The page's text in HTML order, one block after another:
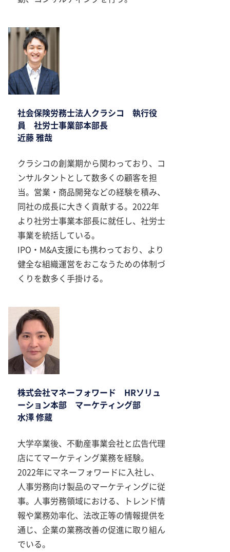
社会保険労務士法人クラシコ 執行役
員 社労士事業部本部長
近藤 雅哉
クラシコの創業期から関わっており、コ
ンサルタントとして数多くの顧客を担
当。営業・商品開発などの経験を積み、
同社の成長に大きく貢献する。2022年
より社労士事業本部長に就任し、社労士
事業を統括している。
IPO・M&A支援にも携わっており、より
健全な組織運営をおこなうための体制づ
くりを数多く手掛ける。
株式会社マネーフォワード HRソリュ
ーション本部 マーケティング部
水澤 修蔵
大学卒業後、不動産事業会社と広告代理
店にてマーケティング業務を経験。
2022年にマネーフォワードに入社し、
人事労務向け製品のマーケティングに従
事。人事労務領域における、トレンド情
報や業務効率化、法改正等の情報提供を
通じ、企業の業務改善の促進に取り組ん
でいる。